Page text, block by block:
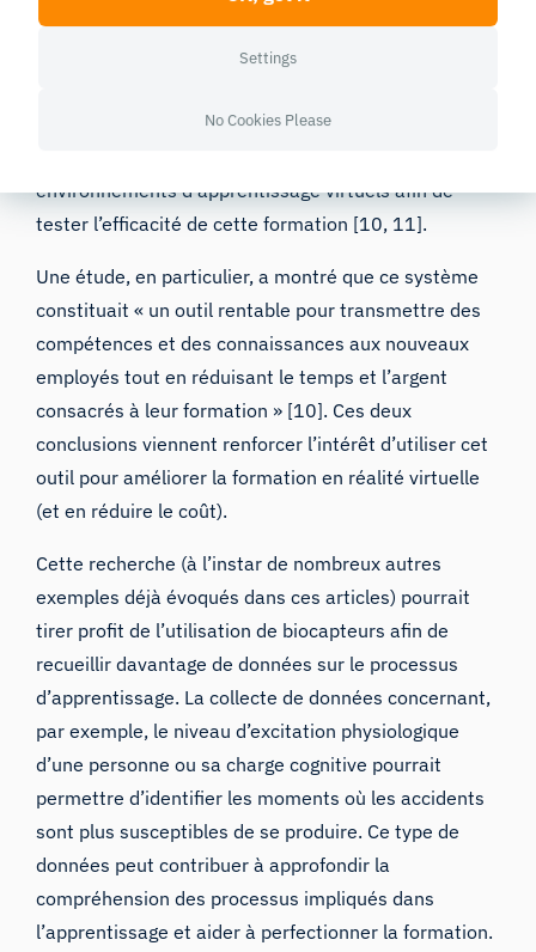
constituent un exemple typique de ce type de
scénario. Les erreurs commises lors de ces
essentiel de renforcer la sécurité par le biais de la
environnements d’apprentissage virtuels afin de
tester l’efficacité de cette formation [10, 11].
Une étude, en particulier, a montré que ce système
constituait « un outil rentable pour transmettre des
compétences et des connaissances aux nouveaux
employés tout en réduisant le temps et l’argent
consacrés à leur formation » [10]. Ces deux
conclusions viennent renforcer l’intérêt d’utiliser cet
outil pour améliorer la formation en réalité virtuelle
(et en réduire le coût).
Cette recherche (à l’instar de nombreux autres
exemples déjà évoqués dans ces articles) pourrait
tirer profit de l’utilisation de biocapteurs afin de
recueillir davantage de données sur le processus
d’apprentissage. La collecte de données concernant,
par exemple, le niveau d’excitation physiologique
d’une personne ou sa charge cognitive pourrait
permettre d’identifier les moments où les accidents
sont plus susceptibles de se produire. Ce type de
données peut contribuer à approfondir la
compréhension des processus impliqués dans
l’apprentissage et aider à perfectionner la formation.
Settings
No Cookies Please